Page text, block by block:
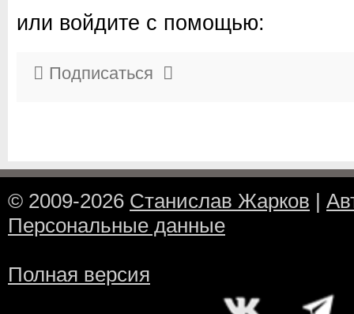
или войдите с помощью:
Подписаться
© 2009-2026 Станислав Жарков |
Персональные данные
Полная версия